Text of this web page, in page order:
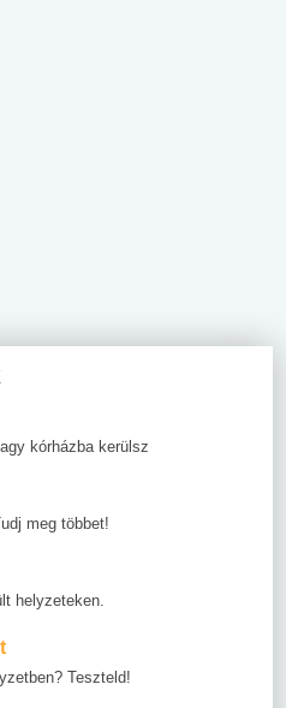
kórházba kerülsz
meg többet!
helyzeteken.
Teszteld!